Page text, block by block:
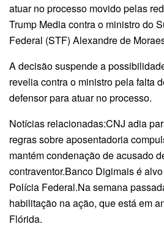
atuar no processo movido pelas
Trump Media contra o ministro do
Federal (STF) Alexandre de
A decisão suspende a
revelia contra o ministro pela falta
defensor para atuar no processo.
Notícias relacionadas:CNJ adia
regras sobre aposentadoria
mantém condenação de acusado
contraventor.Banco Digimais é
Polícia Federal.Na semana
habilitação na ação, que está em
Flórida.